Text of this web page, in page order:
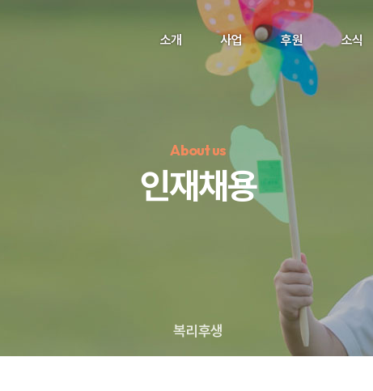
소개 사업 후원 소식
#하트플레이스#캠페인 #팬덤후원
About us
인재채용
복리후생